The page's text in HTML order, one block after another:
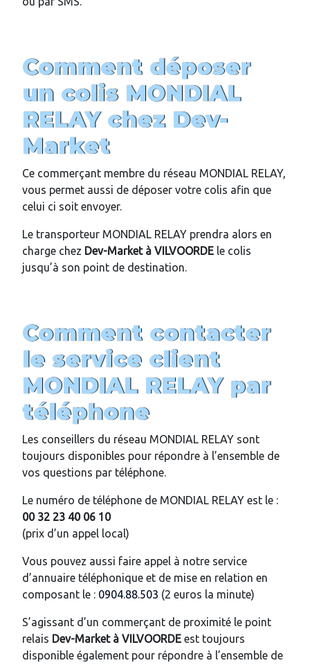
Comment déposer
un colis MONDIAL
RELAY chez Dev-
Market
Ce commerçant membre du réseau MONDIAL RELAY,
vous permet aussi de déposer votre colis afin que
celui ci soit envoyer.
Le transporteur MONDIAL RELAY prendra alors en
charge chez Dev-Marketà VILVOORDE le colis
jusqu’à son point de destination.
Comment contacter
le service client
MONDIAL RELAY par
téléphone
Les conseillers du réseau MONDIAL RELAY sont
toujours disponibles pour répondre à l’ensemble de
vos questions par téléphone.
Le numéro de téléphone de MONDIAL RELAY est le :
00 32 23 40 06 10
(prix d’un appel local)
Vous pouvez aussi faire appel à notre service
d’annuaire téléphonique et de mise en relation en
composant le : 0904.88.503 (2 euros la minute)
S’agissant d’un commerçant de proximité le point
relais Dev-Marketà VILVOORDE est toujours
disponible également pour répondre à l’ensemble de